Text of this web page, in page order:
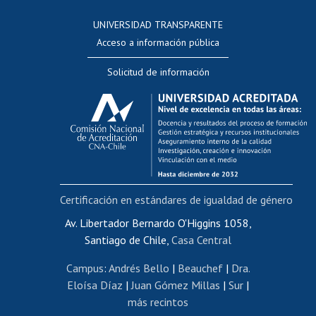
Evaluación docente
Calificación académica
Postulación al AUCAI
Funcionarias/os
Cursos internos de capacitación
Bienestar del personal
Portal de movilidad interna
Certificado de renta
Certificado de renta honorarios
Editar páginas blancas
Extranjeras/os
UNIVERSIDAD TRANSPARENTE
Acceso a información pública
Solicitud de información
Av. Libertador Bernardo O'Higgins 1058,
Santiago de Chile, Casa Central
Campus: Andrés Bello | Beauchef| Dra.
Eloísa Díaz |Juan Gómez Millas | Sur |
más recintos
Certificación en estándares de igualdad de género